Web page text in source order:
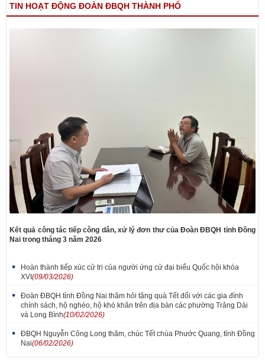
TIN HOẠT ĐỘNG ĐOÀN ĐBQH THÀNH PHỐ
Kết quả công tác tiếp công dân, xử lý đơn thư của Đoàn ĐBQH tỉnh Đồng
Nai trong tháng 3 năm 2026
Hoàn thành tiếp xúc cử tri của người ứng cử đại biểu Quốc hội khóa
XVI (09/03/2026)
Đoàn ĐBQH tỉnh Đồng Nai thăm hỏi tặng quà Tết đối với các gia đình
chính sách, hộ nghèo, hộ khó khăn trên địa bàn các phường Trảng Dài
và Long Bình(10/02/2026)
ĐBQH Nguyễn Công Long thăm, chúc Tết chùa Phước Quang, tỉnh Đồng
Nai(06/02/2026)